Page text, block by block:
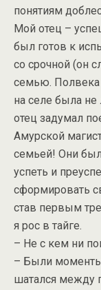
понятиям
Мой отец –
был готов к
со срочной (он
семью. Полвека
на селе была не
отец задумал
Амурской
семьей! Они
успеть и
сформировать
став первым
я рос в тайге.
– Не с кем ни
– Были
шатался между